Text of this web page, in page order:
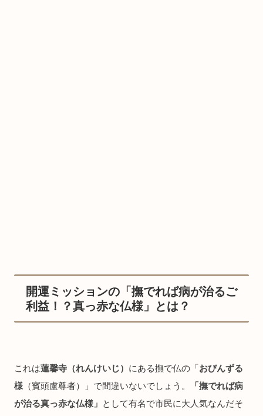
開運ミッションの「撫でれば病が治るご
利益！？真っ赤な仏様」とは？
これは蓮馨寺（れんけいじ） にある撫で仏の「おびんずる
様 （賓頭盧尊者）」で間違いないでしょう。
「撫でれば病
が治る真っ赤な仏様」 として有名で市民に大人気なんだそ